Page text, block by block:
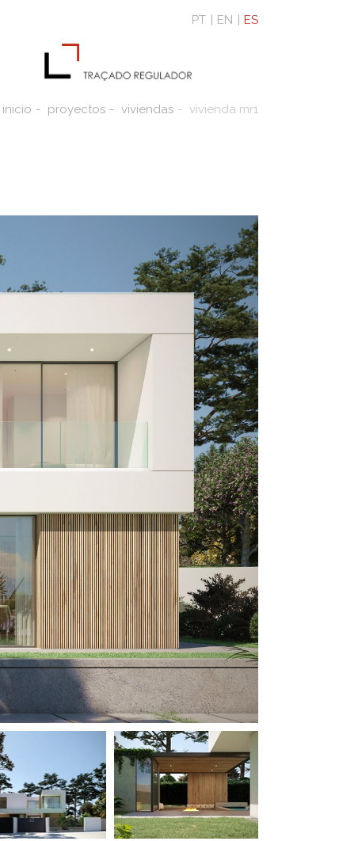
PT EN ES
inicio proyectos viviendas vivienda mr1